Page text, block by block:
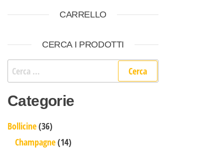
CARRELLO
CERCA I PRODOTTI
Ricerca per:
Categorie
Bollicine 3636 prodotti
Champagne 1414 prodotti